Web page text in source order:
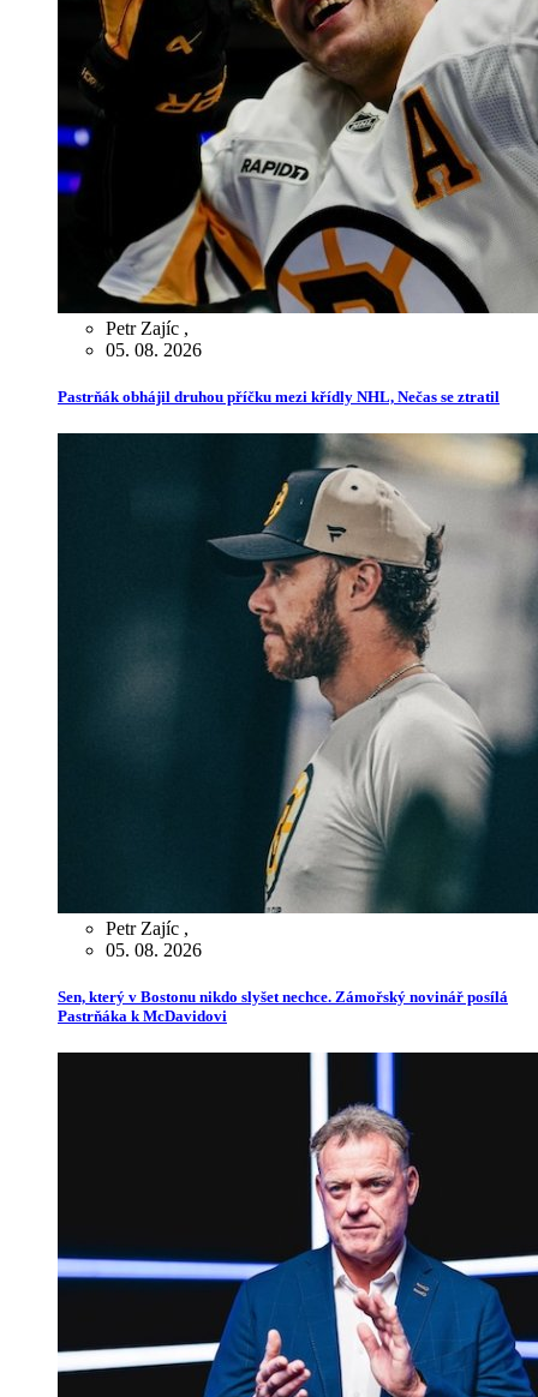
Petr Zajíc ,
05. 08. 2026
Pastrňák obhájil druhou příčku mezi křídly NHL, Nečas se ztratil
Petr Zajíc ,
05. 08. 2026
Sen, který v Bostonu nikdo slyšet nechce. Zámořský novinář posílá
Pastrňáka k McDavidovi